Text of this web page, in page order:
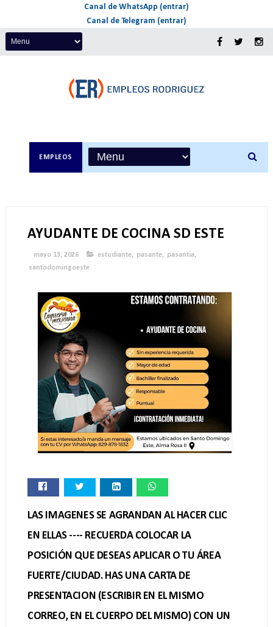
Canal de WhatsApp (entrar)
Canal de Telegram (entrar)
EMPLEOS
AYUDANTE DE COCINA SD ESTE
mayo 13, 2026 estudiante, pasante, pasantia,
santodomingoeste
LAS IMAGENES SE AGRANDAN AL HACER CLIC
EN ELLAS ---- RECUERDA COLOCAR LA
POSICIÓN QUE DESEAS APLICAR O TU ÁREA
FUERTE/CIUDAD. HAS UNA CARTA DE
PRESENTACION (ESCRIBIR EN EL MISMO
CORREO, EN EL CUERPO DEL MISMO) CON UN